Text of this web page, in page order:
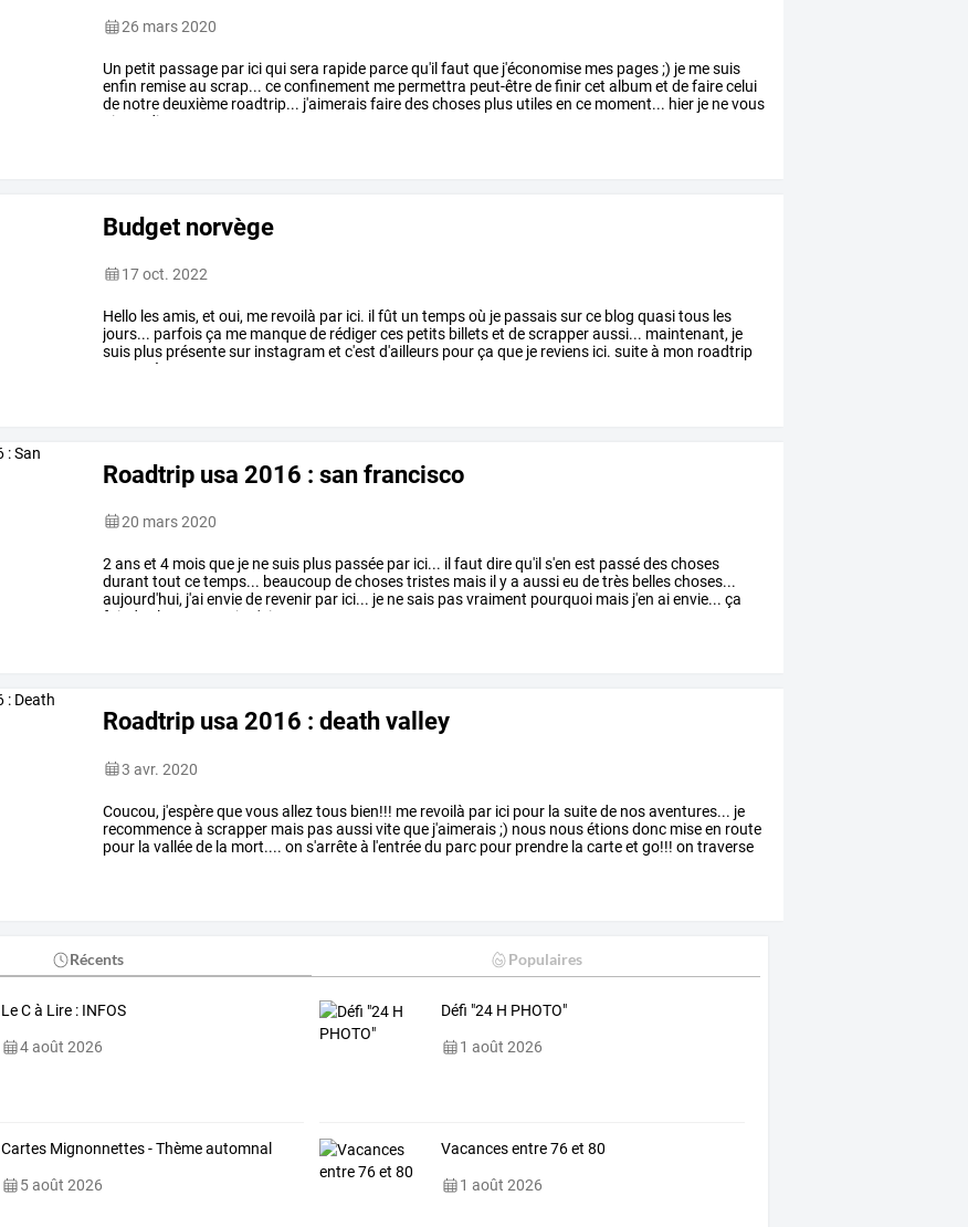
26 mars 2020
Un petit passage par iciquisera rapide parcequ'il faut que j'économise mes pages;) je mesuis
enfin remiseau scrap... ceconfinement me permettra peut-êtredefinircet albumet defairecelui
de notredeuxième roadtrip... j'aimeraisfairedeschoses plus utilesen ce moment... hier je nevous
ai
dit
Budget norvège
17 oct. 2022
Hello lesamis, et oui, me revoilà par ici. il fût un tempsoù je passaissurce blog quasitous les
jours... parfoisça me manquede rédigerces petits billetset descrapperaussi... maintenant, je
suis plus présentesur instagramet c'est d'ailleurs pourça que je reviens ici. suiteà mon roadtrip
norvège,
Roadtrip usa 2016 : san francisco
20 mars 2020
2 anset 4 moisque je nesuis plus passée par ici... il faut direqu'il s'en est passédeschoses
durant tout cetemps... beaucoupdechosestristes mais il ya aussieu detrès belleschoses...
aujourd'hui, j'aienviede revenir par ici... je nesais pasvraiment pourquoi mais j'en aienvie... ça
fait
des lustres je n'ai
Roadtrip usa 2016 : death valley
3 avr. 2020
Coucou, j'espèrequevousalleztous bien!!! me revoilà par ici pour la suitede nosaventures... je
recommenceà scrapper mais pasaussiviteque j'aimerais;) nous nousétionsdonc miseen route
pour la valléede la mort.... on s'arrêteà l'entréedu parc pour prendre la carteet go!!! on traverse
Récents Populaires
Le C à Lire : INFOS
4 août 2026
Défi "24 H PHOTO"
1 août 2026
Cartes Mignonnettes - Thème automnal
5 août 2026
Vacances entre 76 et 80
1 août 2026